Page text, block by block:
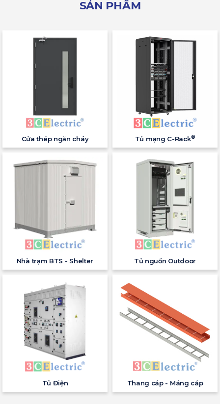
SẢN PHẨM
Cửa thép ngăn cháy Tủ mạng C-Rack®
Nhà trạm BTS - Shelter Tủ nguồn Outdoor
Tủ Điện Thang cáp - Máng cáp